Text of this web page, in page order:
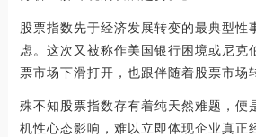
股票指数先于经济发展转变的最典型性
虑。这次又被称作美国银行困境或尼克
票市场下滑打开，也跟伴随着股票市场
殊不知股票指数存有着纯天然难题，便
机性心态影响，难以立即体现企业真正